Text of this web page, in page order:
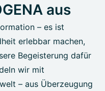
aus
– es ist
erlebbar machen,
Begeisterung dafür
wir mit
– aus Überzeugung